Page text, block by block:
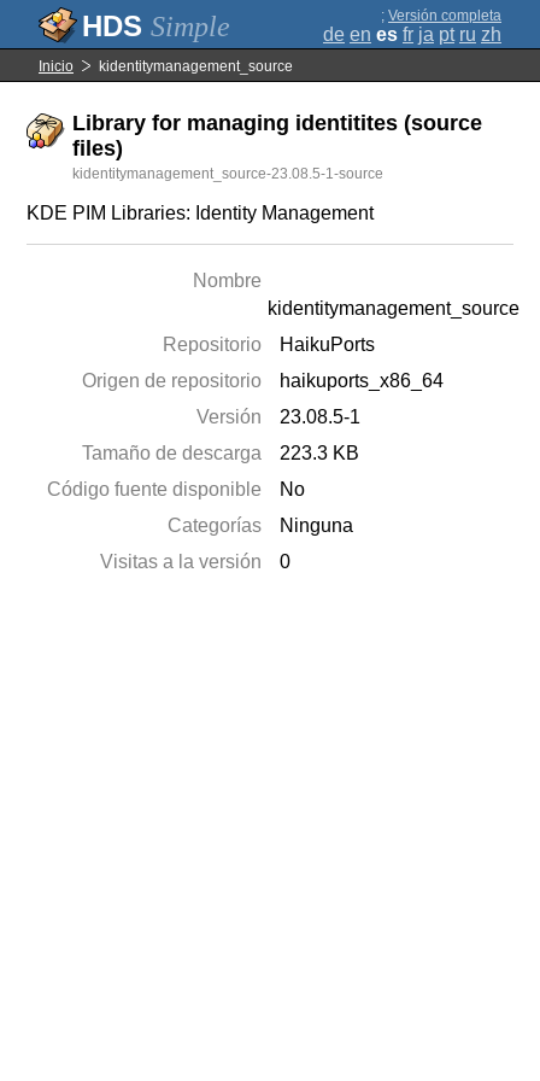
Simple ; Versión completa
de en es fr ja pt ru zh
Inicio kidentitymanagement_source
Library for managing identitites (source
files)
kidentitymanagement_source-23.08.5-1-source
KDE PIM Libraries: Identity Management
Nombre
kidentitymanagement_source
Repositorio
HaikuPorts
Origen de repositorio
haikuports_x86_64
Versión
23.08.5-1
Tamaño de descarga
223.3 KB
Código fuente disponible
No
Categorías
Ninguna
Visitas a la versión
0